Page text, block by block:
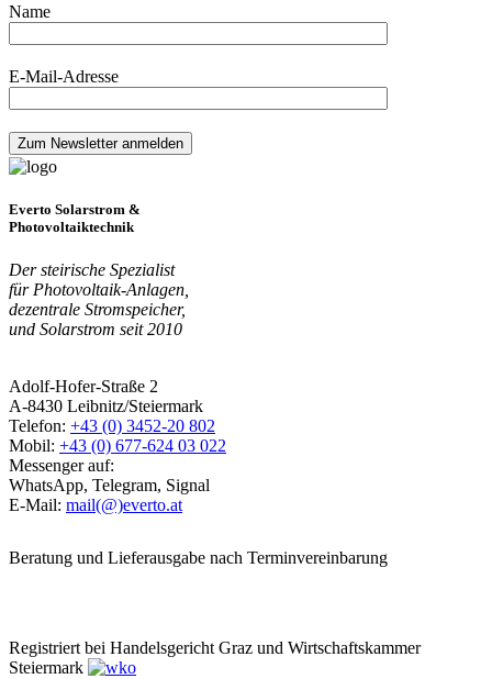
Name
E-Mail-Adresse
Everto Solarstrom &
Photovoltaiktechnik
Der steirische Spezialist
für Photovoltaik-Anlagen,
dezentrale Stromspeicher,
und Solarstrom seit 2010
Adolf-Hofer-Straße 2
A-8430 Leibnitz/Steiermark
Telefon: +43 (0) 3452-20 802
Mobil: +43 (0) 677-624 03 022
Messenger auf:
WhatsApp, Telegram, Signal
E-Mail: mail(@)everto.at
Beratung und Lieferausgabe nach Terminvereinbarung
Registriert bei Handelsgericht Graz und Wirtschaftskammer
Steiermark